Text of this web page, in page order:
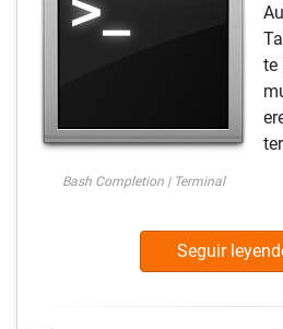
Bash Completion | Terminal
te
Seguir